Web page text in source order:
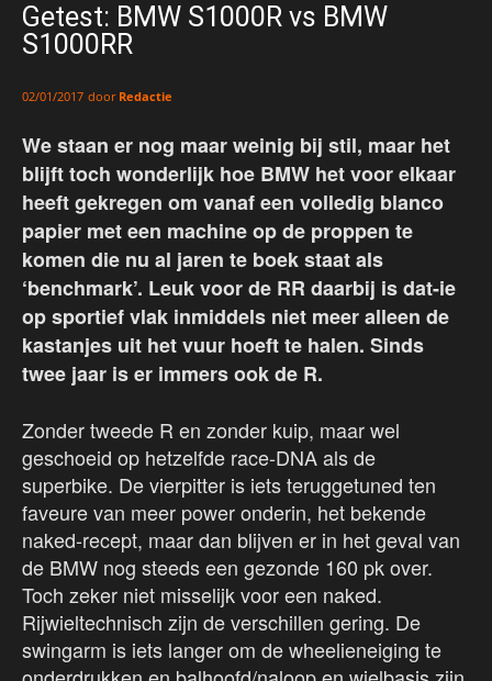
Getest: BMW S1000R vs BMW
S1000RR
02/01/2017 door Redactie
We staan er nog maar weinig bij stil, maar het
blijft toch wonderlijk hoe BMW het voor elkaar
heeft gekregen om vanaf een volledig blanco
papier met een machine op de proppen te
komen die nu al jaren te boek staat als
‘benchmark’. Leuk voor de RR daarbij is dat-ie
op sportief vlak inmiddels niet meer alleen de
kastanjes uit het vuur hoeft te halen. Sinds
twee jaar is er immers ook de R.
Zonder tweede R en zonder kuip, maar wel
geschoeid op hetzelfde race-DNA als de
superbike. De vierpitter is iets teruggetuned ten
faveure van meer power onderin, het bekende
naked-recept, maar dan blijven er in het geval van
de BMW nog steeds een gezonde 160 pk over.
Toch zeker niet misselijk voor een naked.
Rijwieltechnisch zijn de verschillen gering. De
swingarm is iets langer om de wheelieneiging te